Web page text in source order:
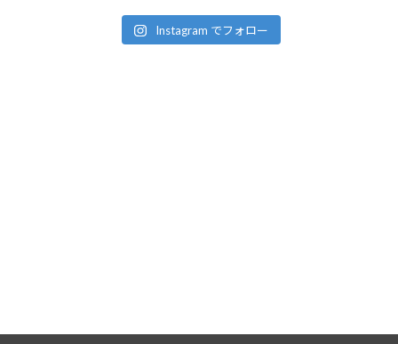
Instagram でフォロー